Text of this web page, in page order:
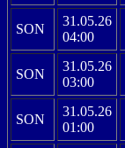
SON
31.05.26
04:00
SON
31.05.26
03:00
SON
31.05.26
01:00